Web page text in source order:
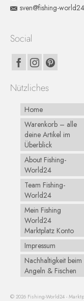
sven@fishing-
Social
Nützliches
Home
Warenkorb – alle
deine Artikel im
Überblick
About Fishing-
World24
Team Fishing-
World24
Mein Fishing
World24
Marktplatz Konto
Impressum
Nachhaltigkeit beim
Angeln & Fischen
© 2026 Fishing-World24 -